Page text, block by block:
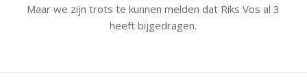
Maar we zijn trots te kunnen melden dat Riks Vos al 3
heeft bijgedragen.